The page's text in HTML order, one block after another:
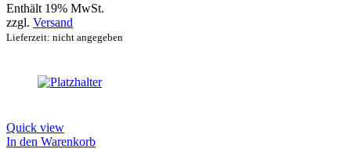
Enthält 19% MwSt.
zzgl. Versand
Lieferzeit: nicht angegeben
Quick view
In den Warenkorb